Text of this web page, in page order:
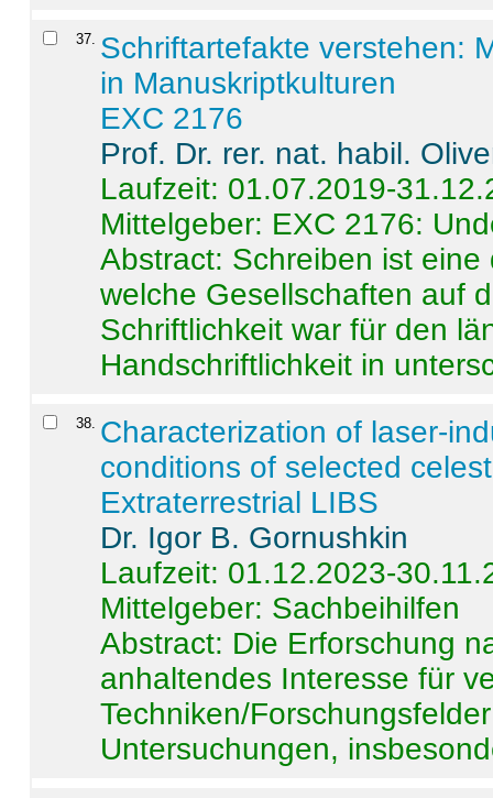
37. Schriftartefakte verstehen:
in Manuskriptkulturen
EXC 2176
Prof. Dr. rer. nat. habil.
Laufzeit: 01.07.2019-
Mittelgeber: EXC 2176:
Abstract: Schreiben ist
welche Gesellschaften auf
Schriftlichkeit war für den
Handschriftlichkeit in
38. Characterization of laser-
conditions of selected
Extraterrestrial LIBS
Dr. Igor B. Gornushkin
Laufzeit: 01.12.2023-
Mittelgeber: Sachbeihilfen
Abstract: Die Erforschung
anhaltendes Interesse für
Techniken/
Untersuchungen,